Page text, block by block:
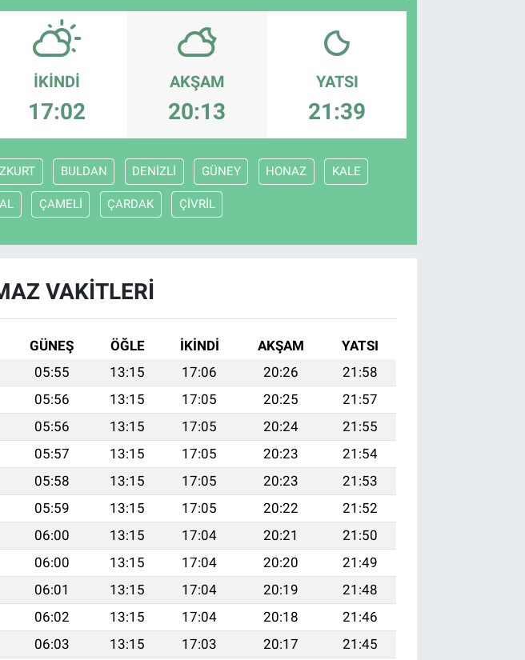
İKINDI
17:02
AKŞAM
20:13
YATSI
21:39
BULDAN DENİZLİ GÜNEY HONAZ KALE
ÇAMELİ ÇARDAK ÇİVRİL
VAKITLERI
GÜNEŞ ÖĞLE İKINDI AKŞAM
YATSI
05:55 13:15 17:06 20:26
21:58
05:56 13:15 17:05 20:25
21:57
05:56 13:15 17:05 20:24
21:55
05:57 13:15 17:05 20:23
21:54
05:58 13:15 17:05 20:23
21:53
05:59 13:15 17:05 20:22
21:52
06:00 13:15 17:04 20:21
21:50
06:00 13:15 17:04 20:20
21:49
06:01 13:15 17:04 20:19
21:48
06:02 13:15 17:04 20:18
21:46
06:03 13:15 17:03 20:17
21:45